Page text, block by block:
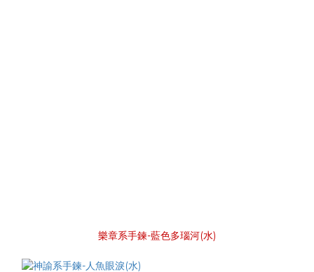
樂章系手鍊-藍色多瑙河(水)